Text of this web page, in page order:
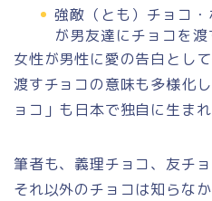
強敵（とも）チョコ
が男友達にチョコを渡
女性が男性に愛の告白とし
渡すチョコの意味も多様化
ョコ」も日本で独自に生ま
筆者も、義理チョコ、友チ
それ以外のチョコは知らな